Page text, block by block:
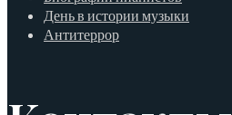
День в истории музыки
Антитеррор